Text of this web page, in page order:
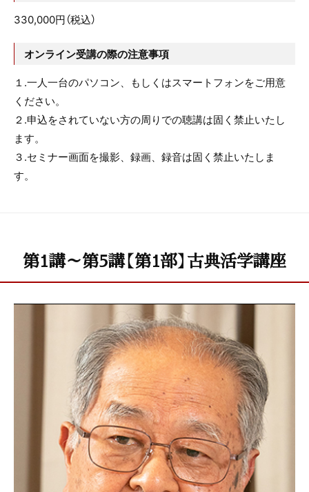
330,000円（税込）
オンライン受講の際の注意事項
１.一人一台のパソコン、もしくはスマートフォンをご用意
ください。
２.申込をされていない方の周りでの聴講は固く禁止いたし
ます。
３.セミナー画面を撮影、録画、録音は固く禁止いたしま
す。
第1講～第5講【第1部】古典活学講座